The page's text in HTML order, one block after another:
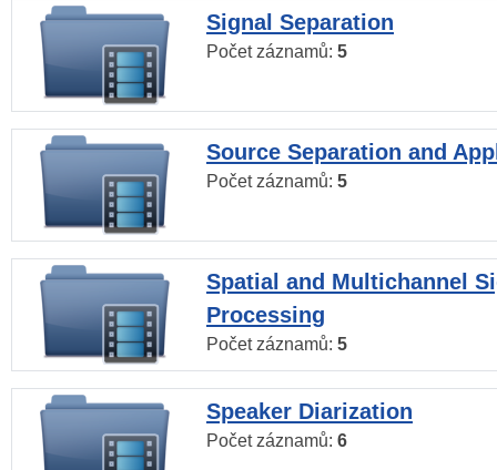
Signal Separation
Počet záznamů: 5
Source Separation and
Počet záznamů: 5
Spatial and Multichannel
Processing
Počet záznamů: 5
Speaker Diarization
Počet záznamů: 6